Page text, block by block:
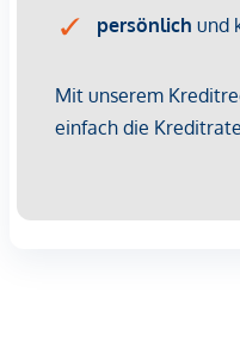
funkgesteuerte,
Ein Garagenstellplatz
zugewiesen.